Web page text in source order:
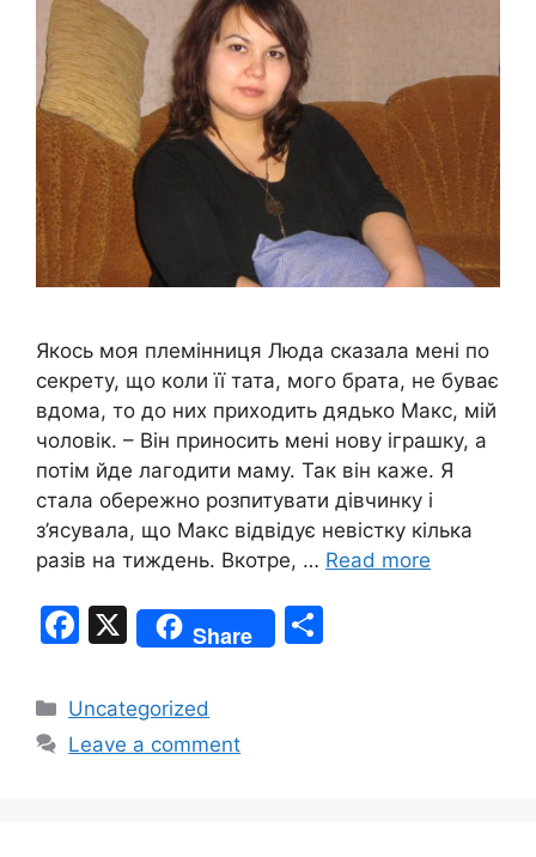
Якось моя племінниця Люда сказала мені по
секрету, що коли її тата, мого брата, не буває
вдома, то до них приходить дядько Макс, мій
чоловік. – Він приносить мені нову іграшку, а
потім йде лагодити маму. Так він каже. Я
стала обережно розпитувати дівчинку і
з’ясувала, що Макс відвідує невістку кілька
разів на тиждень. Вкотре, … Read more
F
c
e
X Share
Categories
Uncategorized
Leave a comment